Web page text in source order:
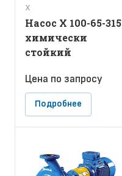
Х
Насос Х 100-65-315
химически
стойкий
Цена по запросу
Подробнее